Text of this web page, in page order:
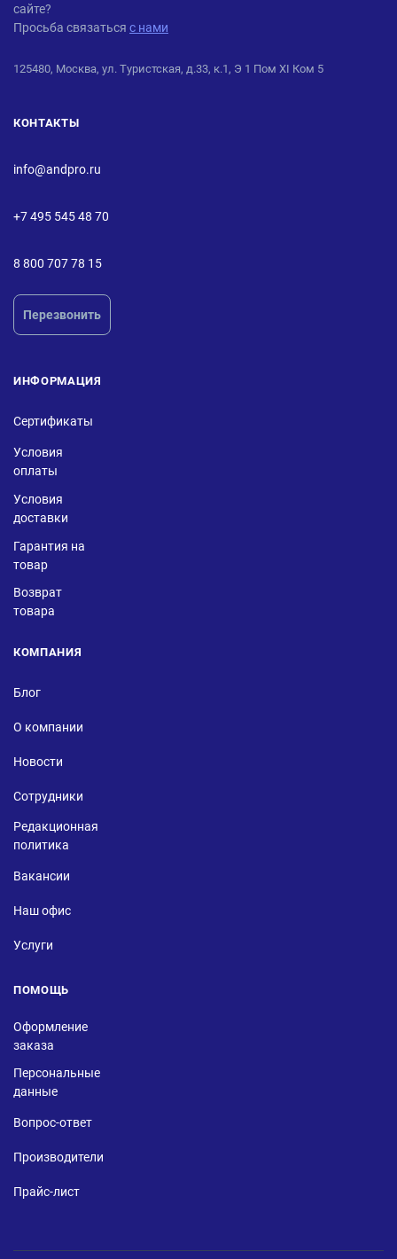
сайте?
Просьба связаться с нами
125480, Москва, ул. Туристская, д.33, к.1, Э 1 Пом XI Ком 5
КОНТАКТЫ
info@andpro.ru
+7 495 545 48 70
8 800 707 78 15
Перезвонить
ИНФОРМАЦИЯ
Сертификаты
Условия
оплаты
Условия
доставки
Гарантия на
товар
Возврат
товара
КОМПАНИЯ
Блог
О компании
Новости
Сотрудники
Редакционная
политика
Вакансии
Наш офис
Услуги
ПОМОЩЬ
Оформление
заказа
Персональные
данные
Вопрос-ответ
Производители
Прайс-лист